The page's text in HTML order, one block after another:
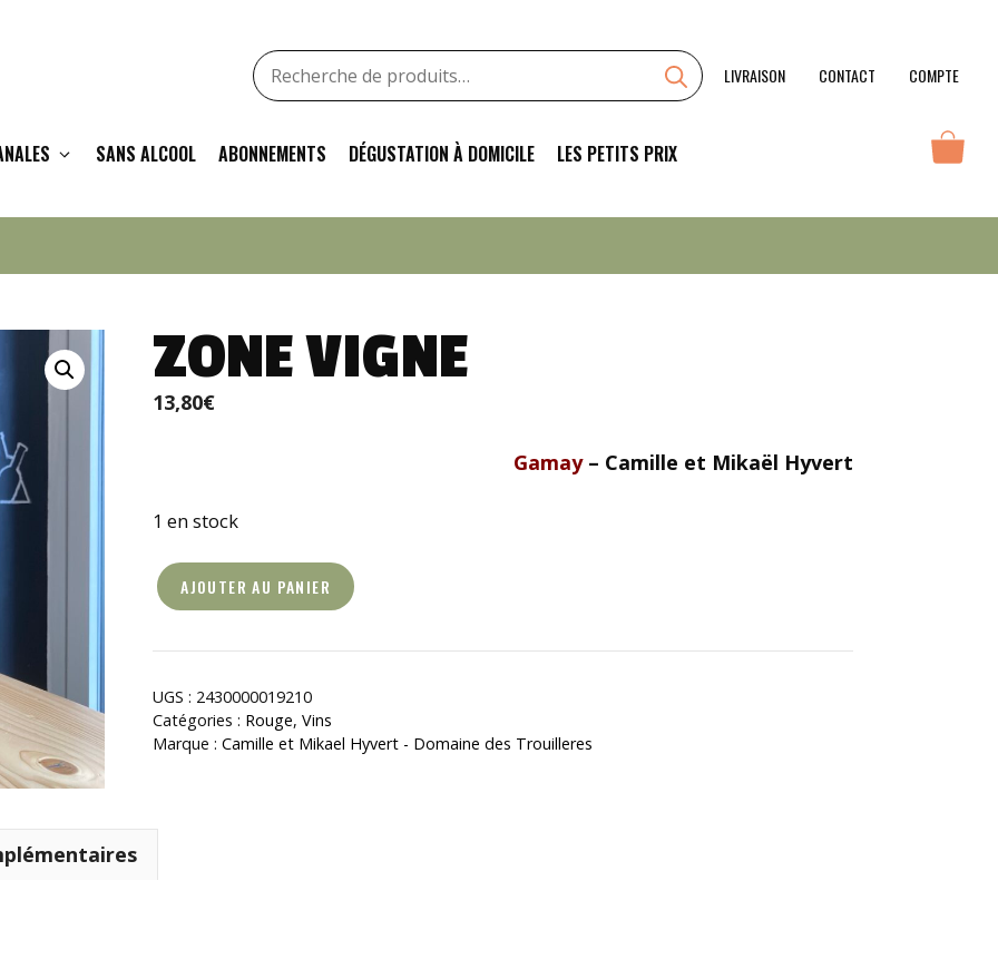
SANS ALCOOL ABONNEMENTS DÉGUSTATION À DOMICILE LES PETITS PRIX
LIVRAISON CONTACT COMPTE
Recherche
pour
ZONE VIGNE
13,80€
Gamay– Camille et Mikaël Hyvert
1 en stock
quantité
Zone
Vigne
AJOUTER AU PANIER
UGS : 2430000019210
Catégories : Rouge,Vins
Marque :Camille et Mikael Hyvert - Domaine des Trouilleres